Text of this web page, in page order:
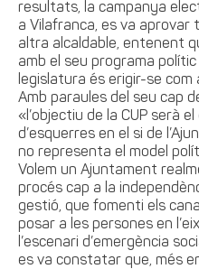
resultats, la campanya
a Vilafranca, es va aprovar
altra alcaldable, entenent
amb el seu programa polític
legislatura és erigir-se com
Amb paraules del seu cap
«l’objectiu de la CUP serà
d’esquerres en el si de
no representa el model
Volem un Ajuntament
procés cap a la
gestió, que fomenti els
posar a les persones en
l’escenari d’emergència
es va constatar que, més